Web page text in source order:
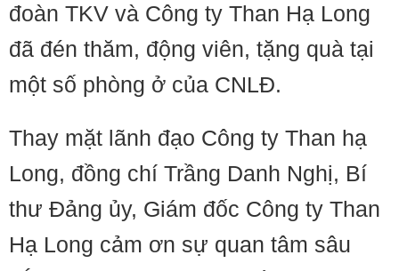
đoàn TKV và Công ty Than Hạ Long
đã đén thăm, động viên, tặng quà tại
một số phòng ở của CNLĐ.
Thay mặt lãnh đạo Công ty Than hạ
Long, đồng chí Trầng Danh Nghị, Bí
thư Đảng ủy, Giám đốc Công ty Than
Hạ Long cảm ơn sự quan tâm sâu